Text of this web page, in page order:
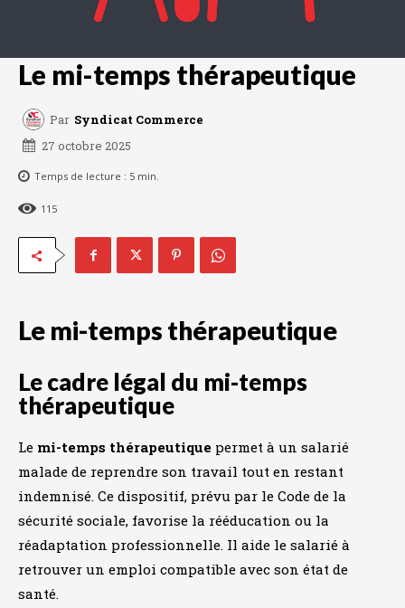
Le mi-temps thérapeutique
Par Syndicat Commerce
27 octobre 2025
Temps de lecture : 5 min.
115
Le mi-temps thérapeutique
Le cadre légal du mi-temps
thérapeutique
Le mi-temps thérapeutique permet à un salarié
malade de reprendre son travail tout en restant
indemnisé. Ce dispositif, prévu par le Code de la
sécurité sociale, favorise la rééducation ou la
réadaptation professionnelle. Il aide le salarié à
retrouver un emploi compatible avec son état de
santé.